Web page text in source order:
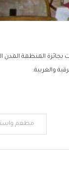
المنظمة المدن
والغربية.
مطعم